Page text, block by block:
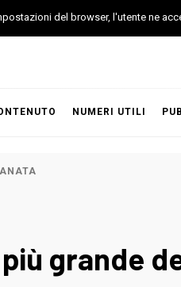
NUMERI UTILI
grande
del browser, l'utente ne